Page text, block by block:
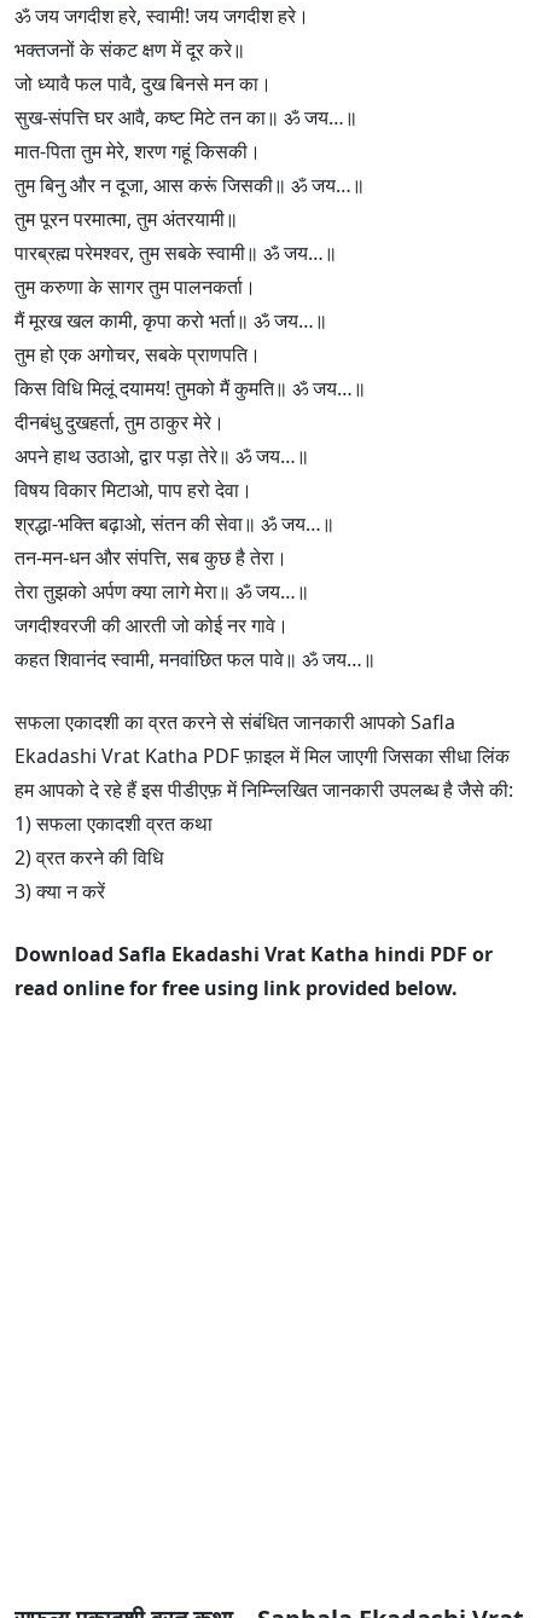
ॐ जय जगदीश हरे, स्वामी! जय जगदीश हरे।
भक्तजनों के संकट क्षण में दूर करे॥
जो ध्यावै फल पावै, दुख बिनसे मन का।
सुख-संपत्ति घर आवै, कष्ट मिटे तन का॥ ॐ जय…॥
मात-पिता तुम मेरे, शरण गहूं किसकी।
तुम बिनु और न दूजा, आस करूं जिसकी॥ ॐ जय…॥
तुम पूरन परमात्मा, तुम अंतरयामी॥
पारब्रह्म परेमश्वर, तुम सबके स्वामी॥ ॐ जय…॥
तुम करुणा के सागर तुम पालनकर्ता।
मैं मूरख खल कामी, कृपा करो भर्ता॥ ॐ जय…॥
तुम हो एक अगोचर, सबके प्राणपति।
किस विधि मिलूं दयामय! तुमको मैं कुमति॥ ॐ जय…॥
दीनबंधु दुखहर्ता, तुम ठाकुर मेरे।
अपने हाथ उठाओ, द्वार पड़ा तेरे॥ ॐ जय…॥
विषय विकार मिटाओ, पाप हरो देवा।
श्रद्धा-भक्ति बढ़ाओ, संतन की सेवा॥ ॐ जय…॥
तन-मन-धन और संपत्ति, सब कुछ है तेरा।
तेरा तुझको अर्पण क्या लागे मेरा॥ ॐ जय…॥
जगदीश्वरजी की आरती जो कोई नर गावे।
कहत शिवानंद स्वामी, मनवांछित फल पावे॥ ॐ जय…॥
सफला एकादशी का व्रत करने से संबंधित जानकारी आपको Safla
Ekadashi Vrat Katha PDF फ़ाइल में मिल जाएगी जिसका सीधा लिंक
हम आपको दे रहे हैं इस पीडीएफ़ में निम्न्लिखित जानकारी उपलब्ध है जैसे की:
1) सफला एकादशी व्रत कथा
2) व्रत करने की विधि
3) क्या न करें
Download Safla Ekadashi Vrat Katha hindi PDF or
read online for free using link provided below.